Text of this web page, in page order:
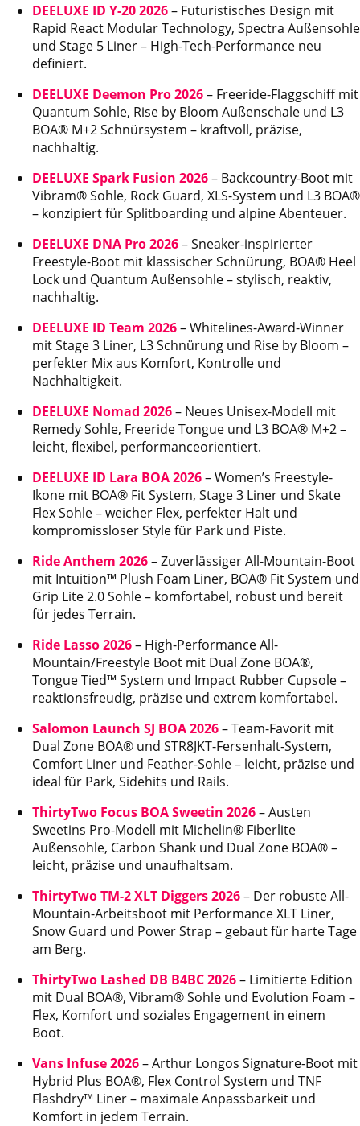
DEELUXE ID Y-20 2026– Futuristisches Design mit
Rapid React Modular Technology, Spectra Außensohle
und Stage 5 Liner – High-Tech-Performance neu
definiert.
DEELUXE Deemon Pro 2026– Freeride-Flaggschiff mit
Quantum Sohle, Rise by Bloom Außenschale und L3
BOA® M+2 Schnürsystem – kraftvoll, präzise,
nachhaltig.
DEELUXE Spark Fusion 2026– Backcountry-Boot mit
Vibram® Sohle, Rock Guard, XLS-System und L3 BOA®
– konzipiert für Splitboarding und alpine Abenteuer.
DEELUXE DNA Pro 2026– Sneaker-inspirierter
Freestyle-Boot mit klassischer Schnürung, BOA® Heel
Lock und Quantum Außensohle – stylisch, reaktiv,
nachhaltig.
DEELUXE ID Team 2026– Whitelines-Award-Winner
mit Stage 3 Liner, L3 Schnürung und Rise by Bloom –
perfekter Mix aus Komfort, Kontrolle und
Nachhaltigkeit.
DEELUXE Nomad 2026– Neues Unisex-Modell mit
Remedy Sohle, Freeride Tongue und L3 BOA® M+2 –
leicht, flexibel, performanceorientiert.
DEELUXE ID Lara BOA 2026– Women’s Freestyle-
Ikone mit BOA® Fit System, Stage 3 Liner und Skate
Flex Sohle – weicher Flex, perfekter Halt und
kompromissloser Style für Park und Piste.
Ride Anthem 2026– Zuverlässiger All-Mountain-Boot
mit Intuition™ Plush Foam Liner, BOA® Fit System und
Grip Lite 2.0 Sohle – komfortabel, robust und bereit
für jedes Terrain.
Ride Lasso 2026– High-Performance All-
Mountain/Freestyle Boot mit Dual Zone BOA®,
Tongue Tied™ System und Impact Rubber Cupsole –
reaktionsfreudig, präzise und extrem komfortabel.
Salomon Launch SJ BOA 2026– Team-Favorit mit
Dual Zone BOA® und STR8JKT-Fersenhalt-System,
Comfort Liner und Feather-Sohle – leicht, präzise und
ideal für Park, Sidehits und Rails.
ThirtyTwo Focus BOA Sweetin 2026– Austen
Sweetins Pro-Modell mit Michelin® Fiberlite
Außensohle, Carbon Shank und Dual Zone BOA® –
leicht, präzise und unaufhaltsam.
ThirtyTwo TM-2 XLT Diggers 2026– Der robuste All-
Mountain-Arbeitsboot mit Performance XLT Liner,
Snow Guard und Power Strap – gebaut für harte Tage
am Berg.
ThirtyTwo Lashed DB B4BC 2026– Limitierte Edition
mit Dual BOA®, Vibram® Sohle und Evolution Foam –
Flex, Komfort und soziales Engagement in einem
Boot.
Vans Infuse 2026– Arthur Longos Signature-Boot mit
Hybrid Plus BOA®, Flex Control System und TNF
Flashdry™ Liner – maximale Anpassbarkeit und
Komfort in jedem Terrain.